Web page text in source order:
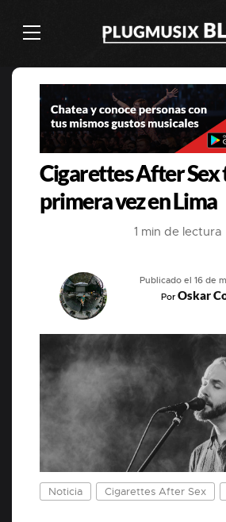
Cigarettes After Sex
primera vez en Lima
1 min de lectura
Publicado el 16 de
PorOskar
Noticia Cigarettes After Sex